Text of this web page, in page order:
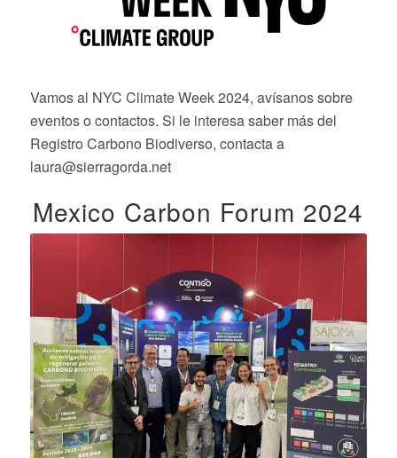
Vamos al NYC Climate Week 2024, avísanos sobre
eventos o contactos. Si le interesa saber más del
Registro Carbono Biodiverso, contacta a
laura@sierragorda.net
Mexico Carbon Forum 2024